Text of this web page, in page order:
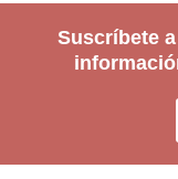
Suscríbete